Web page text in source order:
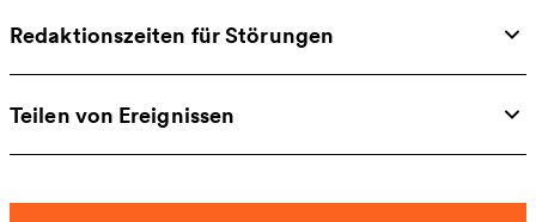
Redaktionszeiten für Störungen
Teilen von Ereignissen